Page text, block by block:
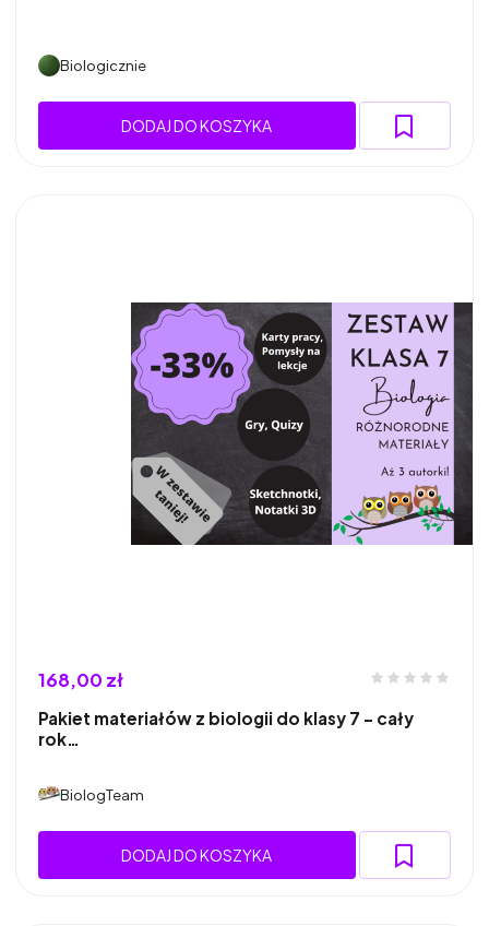
Biologicznie
DODAJ DO KOSZYKA
168,00 zł
Pakiet materiałów z biologii do klasy 7 – cały
rok…
BiologTeam
DODAJ DO KOSZYKA